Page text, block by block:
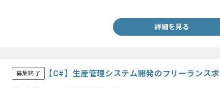
・AIエージェントを使用した開発経験
詳細を見る
募集終了 【C#】生産管理システム開発のフリーランス